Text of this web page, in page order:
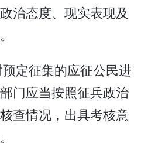
治态度、现实表现及
定征集的应征公民进
门应当按照征兵政治
查情况，出具考核意